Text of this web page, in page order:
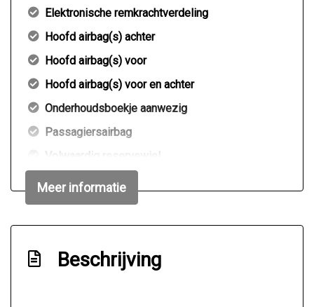
Elektronische remkrachtverdeling
Hoofd airbag(s) achter
Hoofd airbag(s) voor
Hoofd airbag(s) voor en achter
Onderhoudsboekje aanwezig
Passagiersairbag
Volwaardig reservewiel
Word afgeleverd met nieuwe apk &
onderhoudsbeurt
Exterieur
Meer informatie
Beschrijving